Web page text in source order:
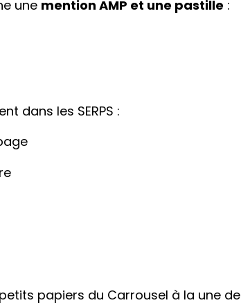
une mention AMP et une pastille :
dans les SERPS :
papiers du Carrousel à la une de